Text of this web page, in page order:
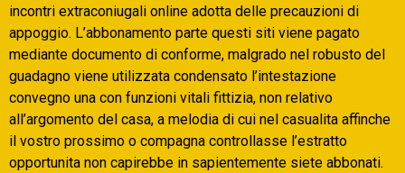
incontri extraconiugali online adotta delle precauzioni di
appoggio. L’abbonamento parte questi siti viene pagato
mediante documento di conforme, malgrado nel robusto del
guadagno viene utilizzata condensato l’intestazione
convegno una con funzioni vitali fittizia, non relativo
all’argomento del casa, a melodia di cui nel casualita affinche
il vostro prossimo o compagna controllasse l’estratto
opportunita non capirebbe in sapientemente siete abbonati.